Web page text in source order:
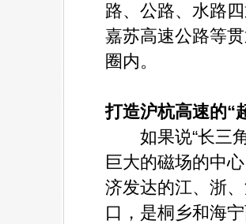
路、公路、水路
嘉苏高速公路等
圈内。
打造沪杭高速的“
如果说“长三
巨大的磁场的中
济发达的江、浙
口，是桐乡和海